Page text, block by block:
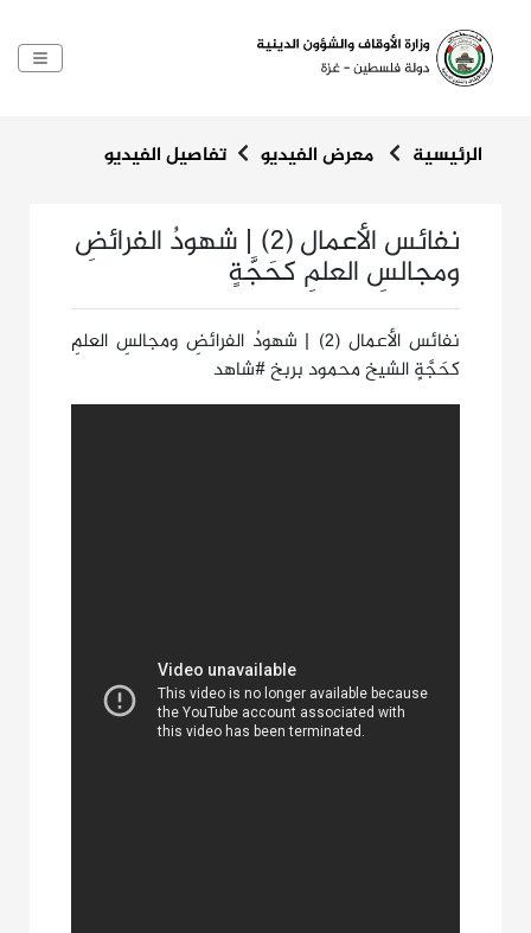
الرئيسية معرض الفيديو تفاصيل الفيديو
نفائس الأعمال (2) | شهودُ الفرائضِ
ومجالسِ العلمِ كحَجَّةٍ
نفائس الأعمال (2) | شهودُ الفرائضِ ومجالسِ العلمِ
كحَجَّةٍ الشيخ محمود بربخ #شاهد